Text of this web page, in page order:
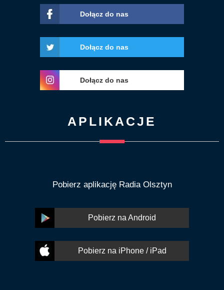
Dołącz do nas
Dołącz do nas
Dołącz do nas
APLIKACJE
Pobierz aplikację Radia Olsztyn
Pobierz na Android
Pobierz na iPhone / iPad